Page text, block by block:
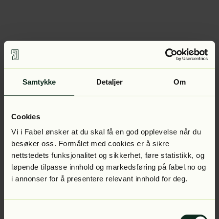
Samtykke Detaljer Om
Cookies
Vi i Fabel ønsker at du skal få en god opplevelse når du
besøker oss. Formålet med cookies er å sikre
nettstedets funksjonalitet og sikkerhet, føre statistikk, og
løpende tilpasse innhold og markedsføring på fabel.no og
i annonser for å presentere relevant innhold for deg.